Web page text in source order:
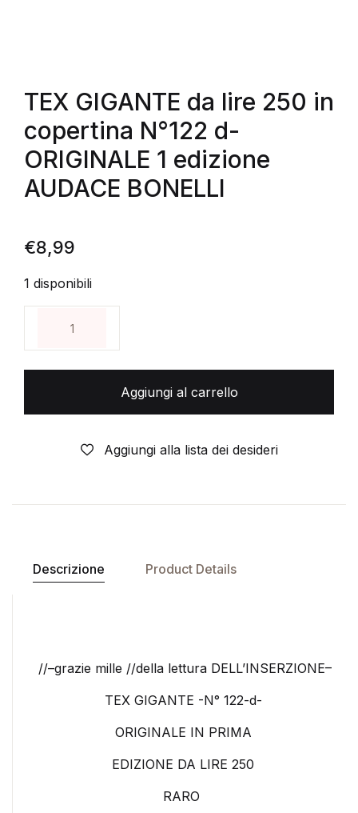
TEX GIGANTE da lire 250 in
copertina N°122 d-
ORIGINALE 1 edizione
AUDACE BONELLI
€8,99
1 disponibili
Aggiungi al carrello
Aggiungi alla lista dei desideri
Descrizione Product Details
//–grazie mille //della lettura DELL’INSERZIONE–
TEX GIGANTE -N° 122-d-
ORIGINALE IN PRIMA
EDIZIONE DA LIRE 250
RARO